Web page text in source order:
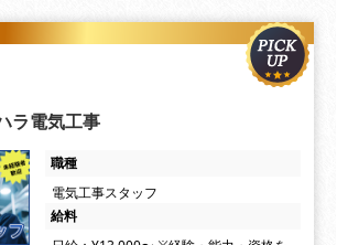
ラ電気工事
職種
電気工事スタッフ
給料